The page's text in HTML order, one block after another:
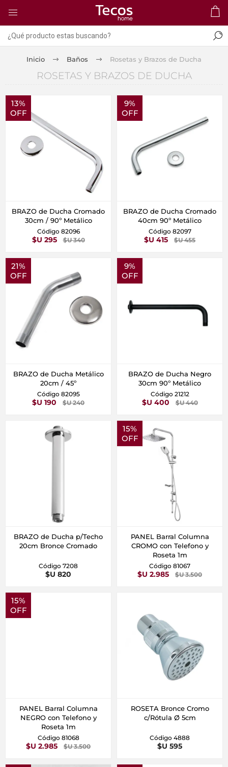
Inicio Baños Rosetas y Brazos de Ducha
ROSETAS Y BRAZOS DE DUCHA
13%
OFF
BRAZO de Ducha Cromado
30cm / 90º Metálico
Código 82096
$U 295 $U 340
9%
OFF
BRAZO de Ducha Cromado
40cm 90º Metálico
Código 82097
$U 415 $U 455
21%
OFF
BRAZO de Ducha Metálico
20cm / 45º
Código 82095
$U 190 $U 240
9%
OFF
BRAZO de Ducha Negro
30cm 90º Metálico
Código 21212
$U 400 $U 440
BRAZO de Ducha p/Techo
20cm Bronce Cromado
Código 7208
$U 820
15%
OFF
PANEL Barral Columna
CROMO con Telefono y
Roseta 1m
Código 81067
$U 2.985 $U 3.500
15%
OFF
PANEL Barral Columna
NEGRO con Telefono y
Roseta 1m
Código 81068
$U 2.985 $U 3.500
ROSETA Bronce Cromo
c/Rótula Ø 5cm
Código 4888
$U 595